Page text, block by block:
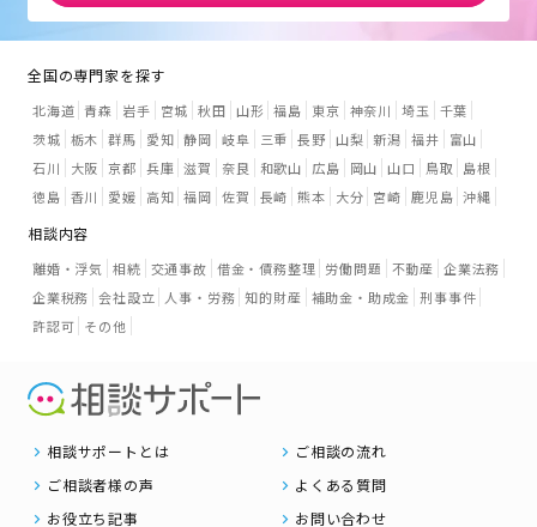
全国の専門家を探す
北海道 青森 岩手 宮城 秋田 山形 福島 東京 神奈川 埼玉
千葉
茨城 栃木 群馬 愛知 静岡 岐阜 三重 長野 山梨 新潟 福井
富山
石川
大阪 京都 兵庫 滋賀 奈良 和歌山 広島 岡山 山口 鳥取
島根
徳島 香川 愛媛 高知 福岡 佐賀 長崎 熊本 大分 宮崎 鹿児島 沖縄
相談内容
離婚・浮気 相続 交通事故 借金・債務整理 労働問題 不動産 企業法務
企業税務 会社設立 人事・労務 知的財産 補助金・助成金 刑事事件
許認可 その他
相談サポートとは
ご相談の流れ
ご相談者様の声
よくある質問
お役立ち記事
お問い合わせ